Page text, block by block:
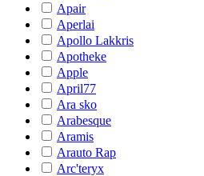
Apair
Aperlai
Apollo Lakkris
Apotheke
Apple
April77
Ara sko
Arabesque
Aramis
Arauto Rap
Arc'teryx